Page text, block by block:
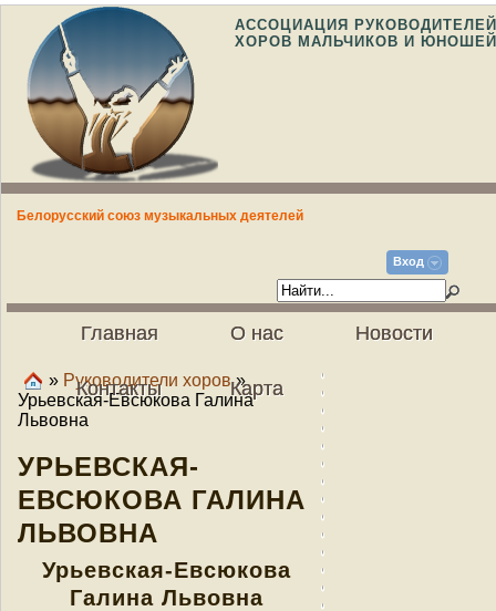
АССОЦИАЦИЯ РУКОВОДИТЕЛЕЙ
ХОРОВ МАЛЬЧИКОВ И ЮНОШЕЙ
Белорусский союз музыкальных деятелей
Вход
Главная О нас Новости
Контакты Карта
» Руководители хоров»
Урьевская-Евсюкова Галина
Львовна
УРЬЕВСКАЯ-
ЕВСЮКОВА ГАЛИНА
ЛЬВОВНА
Урьевская-Евсюкова
Галина Львовна